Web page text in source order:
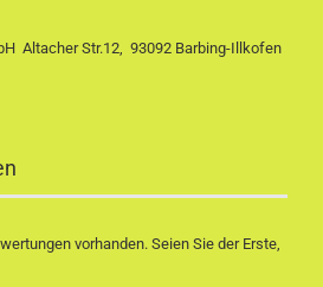
Altacher Str.12, 93092 Barbing-Illkofen
vorhanden. Seien Sie der Erste,